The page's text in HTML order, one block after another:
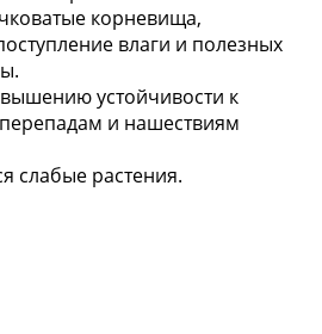
корневища,
влаги и полезных
устойчивости к
и нашествиям
слабые растения.